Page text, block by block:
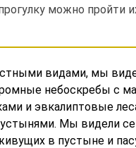
можно пройти
видами, мы
небоскребы с
и эвкалиптовые
Мы видели
в пустыне и